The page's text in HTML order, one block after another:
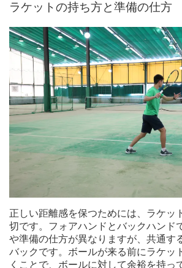
ラケットの持ち方と準備の仕方
正しい距離感を保つためには、ラケッ
切です。フォアハンドとバックハンド
や準備の仕方が異なりますが、共通す
バックです。ボールが来る前にラケッ
くことで、ボールに対して余裕を持っ